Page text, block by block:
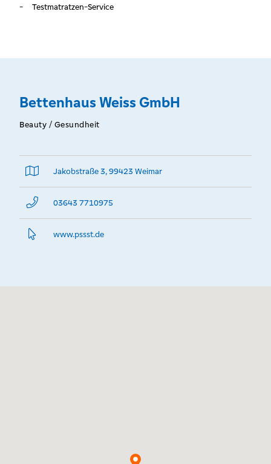
Testmatratzen-Service
Bettenhaus Weiss GmbH
Beauty / Gesundheit
Jakobstraße 3, 99423 Weimar
03643 7710975
www.­pssst.­de